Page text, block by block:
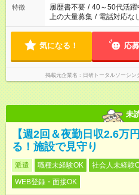
合は応募できません。
特徴 履歴書不要 / 40～50代活躍
上の大量募集 / 電話対応な
気になる！ 応
掲載元企業名 日研トータルソーシ
未
【週2回＆夜勤日収2.6万
る！施設で見守り
派遣 職種未経験OK 社会人未経験
WEB登録・面接OK